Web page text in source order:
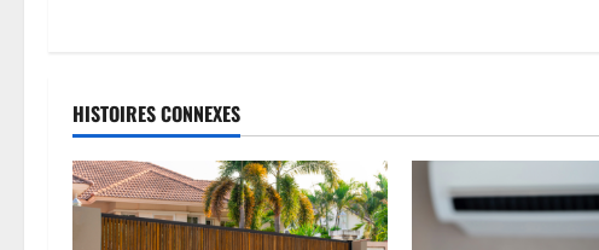
i
n
d
’
HISTOIRES CONNEXES